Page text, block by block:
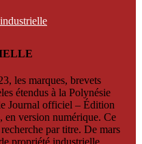
industrielle
les marques, brevets
étendus à la Polynésie
Journal officiel – Édition
en version numérique. Ce
par titre. De mars
propriété industrielle